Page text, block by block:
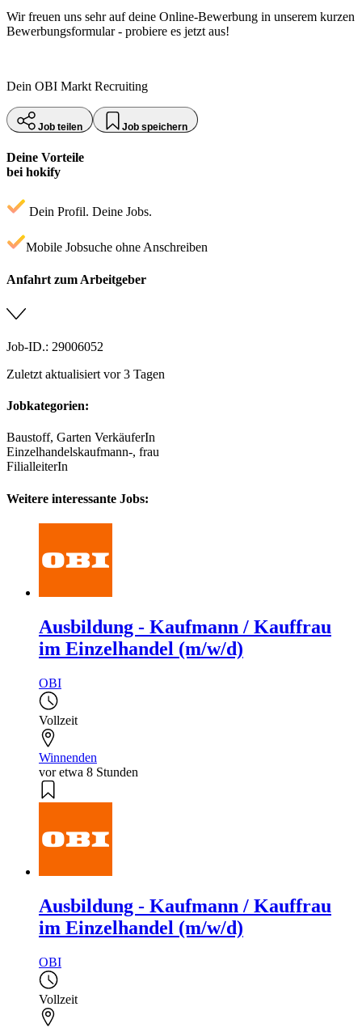
Wir freuen uns sehr auf deine Online-Bewerbung in unserem kurzen
Bewerbungsformular - probiere es jetzt aus!
Dein OBI Markt Recruiting
Job teilen Job speichern
Deine Vorteile
bei hokify
Dein Profil. Deine Jobs.
Mobile Jobsuche ohne Anschreiben
Anfahrt zum Arbeitgeber
Job-ID.: 29006052
Zuletzt aktualisiert vor 3 Tagen
Jobkategorien:
Baustoff, Garten VerkäuferIn
Einzelhandelskaufmann-, frau
FilialleiterIn
Weitere interessante Jobs:
Ausbildung - Kaufmann / Kauffrau
im Einzelhandel (m/w/d)
OBI
Vollzeit
Winnenden
vor etwa 8 Stunden
Ausbildung - Kaufmann / Kauffrau
im Einzelhandel (m/w/d)
OBI
Vollzeit